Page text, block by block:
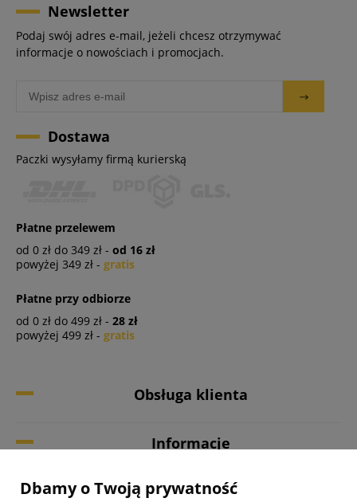
Newsletter
Podaj swój adres e-mail, jeżeli chcesz otrzymywać
informacje o nowościach i promocjach.
Dostawa
Paczki wysyłamy firmą kurierską
Płatne przelewem
od 0 zł do 349 zł - od 16 zł
powyżej 349 zł - gratis
Płatne przy odbiorze
od 0 zł do 499 zł - 28 zł
powyżej 499 zł - gratis
Obsługa klienta
Informacje
Twoje konto
Dbamy o Twoją prywatność